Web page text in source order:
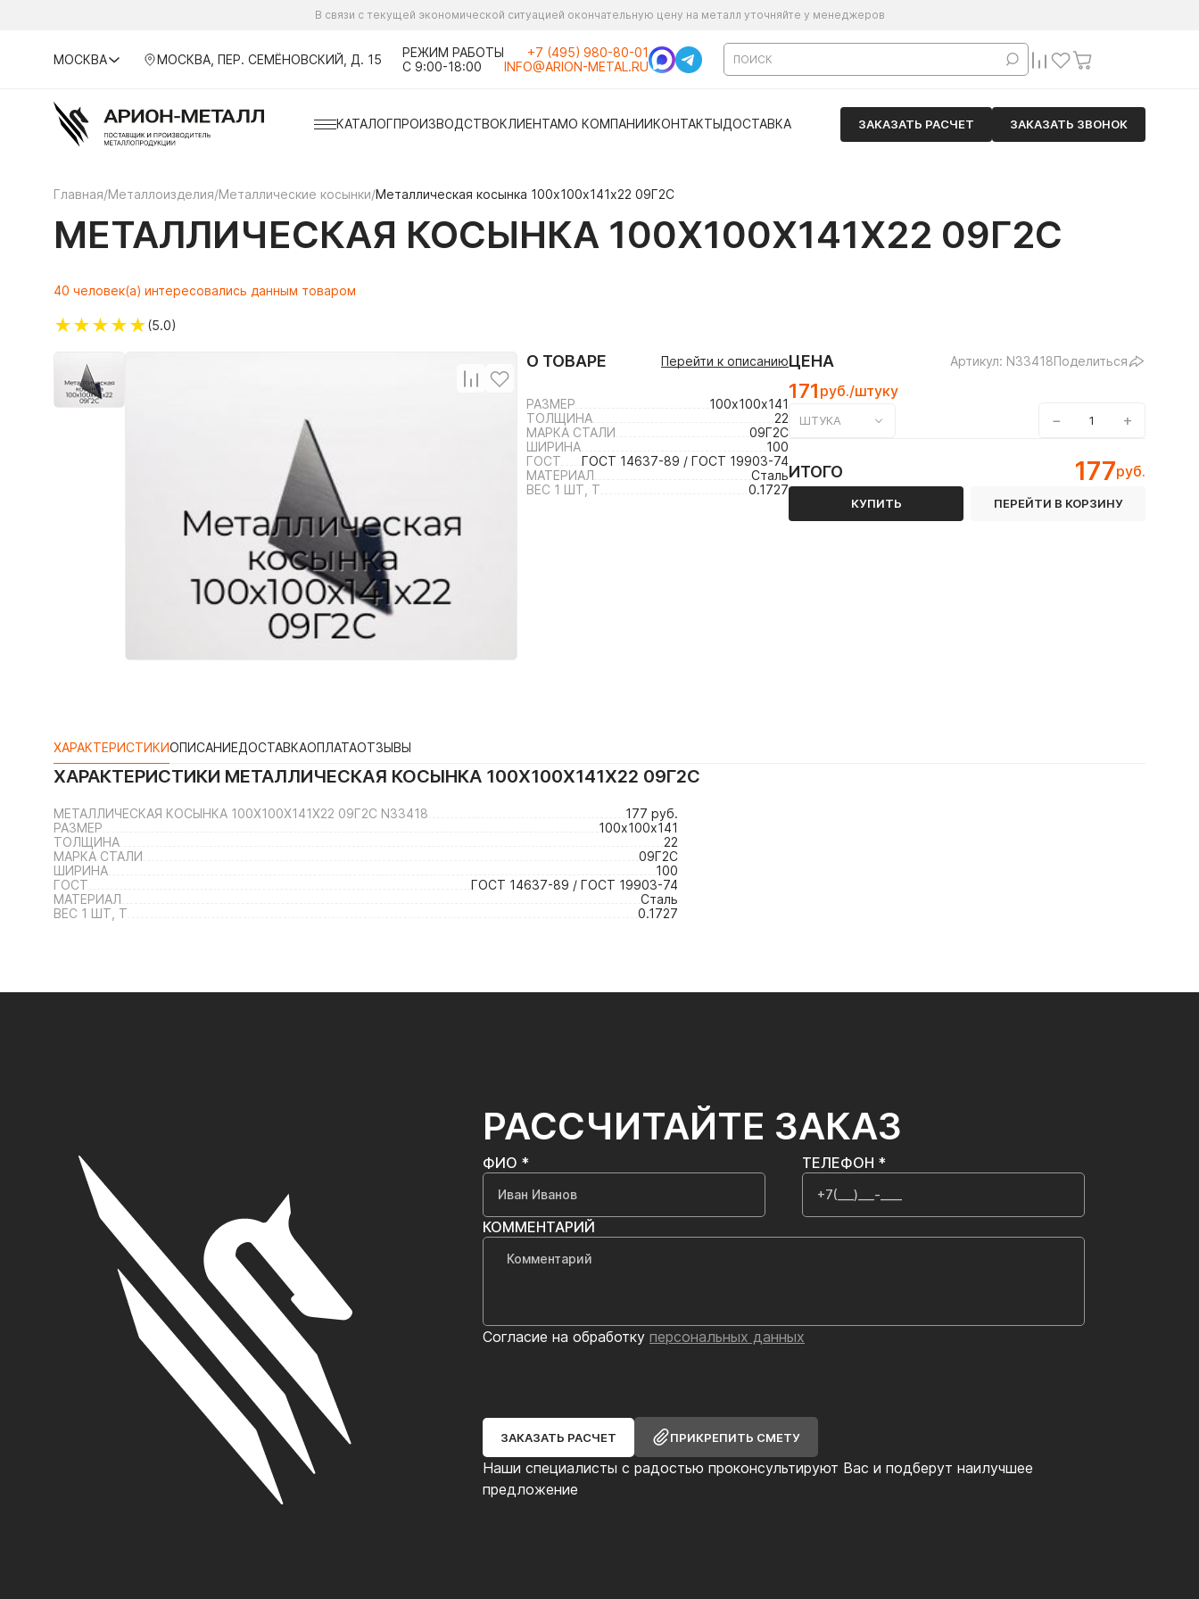
В связи с текущей экономической ситуацией окончательную цену на металл уточняйте у менеджеров
МОСКВА МОСКВА, ПЕР. СЕМЁНОВСКИЙ, Д. 15
РЕЖИМ РАБОТЫ
С 9:00-18:00
+7 (495) 980-80-01
INFO@ARION-METAL.RU
КАТАЛОГПРОИЗВОДСТВОКЛИЕНТАМО КОМПАНИИКОНТАКТЫДОСТАВКА ЗАКАЗАТЬ РАСЧЕТ ЗАКАЗАТЬ ЗВОНОК
Главная/Металлоизделия/Металлические косынки/Металлическая косынка 100х100х141х22 09Г2С
МЕТАЛЛИЧЕСКАЯ КОСЫНКА 100Х100Х141Х22 09Г2С
40 человек(а) интересовались данным товаром
★★★★★(5.0)
О ТОВАРЕ Перейти к описанию
РАЗМЕР
100х100х141
ТОЛЩИНА
22
МАРКА СТАЛИ
09Г2С
ШИРИНА
100
ГОСТ
ГОСТ 14637-89 / ГОСТ 19903-74
МАТЕРИАЛ
Сталь
ВЕС 1 ШТ, Т
0.1727
ЦЕНА Артикул: N33418Поделиться
171 руб./штуку
ШТУКА − +
ИТОГО 177руб.
КУПИТЬ ПЕРЕЙТИ В КОРЗИНУ
ХАРАКТЕРИСТИКИОПИСАНИЕДОСТАВКАОПЛАТАОТЗЫВЫ
ХАРАКТЕРИСТИКИ МЕТАЛЛИЧЕСКАЯ КОСЫНКА 100Х100Х141Х22 09Г2С
МЕТАЛЛИЧЕСКАЯ КОСЫНКА 100Х100Х141Х22 09Г2С N33418
177 руб.
РАЗМЕР
100х100х141
ТОЛЩИНА
22
МАРКА СТАЛИ
09Г2С
ШИРИНА
100
ГОСТ
ГОСТ 14637-89 / ГОСТ 19903-74
МАТЕРИАЛ
Сталь
ВЕС 1 ШТ, Т
0.1727
РАССЧИТАЙТЕ ЗАКАЗ
Наши специалисты с радостью проконсультируют Вас и подберут наилучшее
предложение
ФИО * ТЕЛЕФОН *
КОММЕНТАРИЙ
Согласие на обработку персональных данных
ЗАКАЗАТЬ РАСЧЕТ ПРИКРЕПИТЬ СМЕТУ